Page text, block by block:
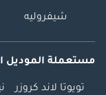
شيفروليه
مستعملة الموديل
تويوتا لاند كروزر